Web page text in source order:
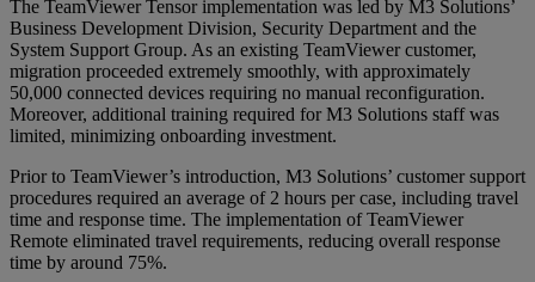
The TeamViewer Tensor implementation was led by M3 Solutions’
Business Development Division, Security Department and the
System Support Group. As an existing TeamViewer customer,
migration proceeded extremely smoothly, with approximately
50,000 connected devices requiring no manual reconfiguration.
Moreover, additional training required for M3 Solutions staff was
limited, minimizing onboarding investment.
Prior to TeamViewer’s introduction, M3 Solutions’ customer support
procedures required an average of 2 hours per case, including travel
time and response time. The implementation of TeamViewer
Remote eliminated travel requirements, reducing overall response
time by around 75%.